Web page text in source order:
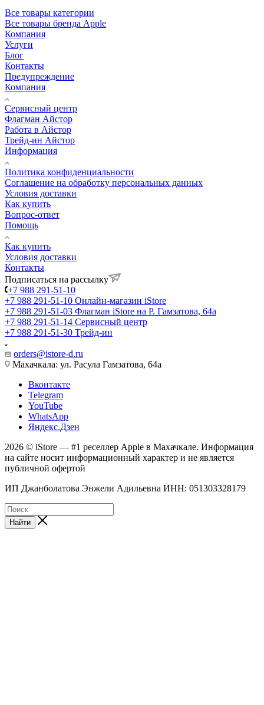
Все товары категории
Все товары бренда Apple
Компания
Услуги
Блог
Контакты
Предупреждение
Компания
Сервисный центр
Флагман Айстор
Работа в Айстор
Трейд-ин Айстор
Информация
Политика конфиденциальности
Соглашение на обработку персональных данных
Условия доставки
Как купить
Вопрос-ответ
Помощь
Как купить
Условия доставки
Контакты
Подписаться на рассылку
+7 988 291-51-10
+7 988 291-51-10 Онлайн-магазин iStore
+7 988 291-51-03 Флагман iStore на Р. Гамзатова, 64а
+7 988 291-51-14 Сервисный центр
+7 988 291-51-30 Трейд-ин
orders@istore-d.ru
Махачкала: ул. Расула Гамзатова, 64а
Вконтакте
Telegram
YouTube
WhatsApp
Яндекс.Дзен
2026 © iStore — #1 реселлер Apple в Махачкале. Информация
на сайте носит информационный характер и не является
публичной офертой
ИП Джанболатова Энжели Адильевна ИНН: 051303328179
Найти